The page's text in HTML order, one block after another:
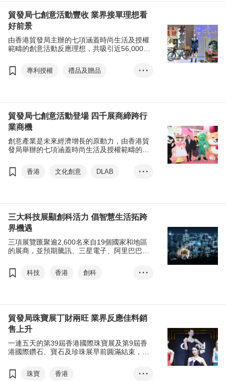
李家超
國際醫療健康周
醫療科技
環球投資項目對接
ASGH Deal-Making
InnoHealth Showca...
貿發局七創意活動豐收 業界接單理想看
好前景
由香港貿發局主辦的七項涵蓋時尚生活及授權
範疇的創意活動反應理想，共吸引近56,000名
於半年至一年半內回復到疫情前水平。
專利授權
禮品及贈品
印刷服務
香港
時尚
授權
香港禮品及贈品展
香港國際家用紡織品展
香港國際印刷及包裝展
香港國際授權展
亞洲授權業會議
商對易
張淑芬
• • •
貿發局七創意活動登場 四千展商締跨行
業商機
創意產業是未來經濟增長的原動力，由香港貿
發局舉辦的七項涵蓋時尚生活及授權範疇的創
及環球展商，締造跨行業商機。
香港 文化創意
DLAB
香港國際家用紡織品展
香港時裝節
香港國際印刷及包裝展
亞洲授權業會議
展覽+
• • •
三大科技展顯創科活力 倡智慧生活拓跨
界機遇
三項展覽匯聚逾2,600名來自19個國家和地區
的展商，並預期騰訊、三星電子、阿里巴巴等
後國際貿易進一步復常，展現創新科技行業的
無限活力。
科技 香港
創科
香港春季電子產品展
香港國際春季燈飾展
張淑芬
國際創科營商周
東盟圓桌會議
• • •
貿發局珠寶展丁財兩旺 業界反應佳料銷
售上升
一連五天的第39屆香港國際珠寶展及第9屆香
港國際鑽石、寶石及珍珠展早前圓滿結束，匯
區超過6萬名買家進場採購，來自中國內地及亞
洲地區的買家升幅顯著。
珠寶
香港
• • •